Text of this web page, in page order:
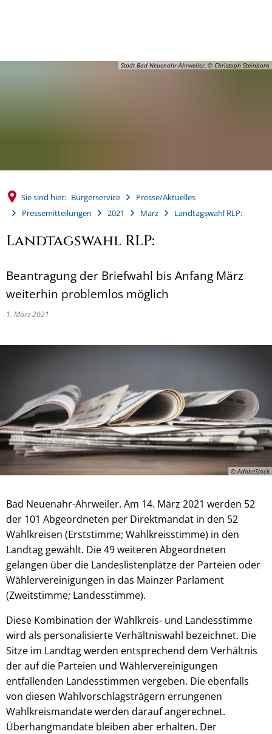
Stadt Bad Neuenahr-Ahrweiler, © Christoph Steinborn
Sie sind hier: Bürgerservice
Presse/Aktuelles
Pressemitteilungen
2021 März Landtagswahl RLP:
Landtagswahl RLP:
Beantragung der Briefwahl bis Anfang März
weiterhin problemlos möglich
1. März 2021
© AdobeStock
Bad Neuenahr-Ahrweiler. Am 14. März 2021 werden 52
der 101 Abgeordneten per Direktmandat in den 52
Wahlkreisen (Erststimme; Wahlkreisstimme) in den
Landtag gewählt. Die 49 weiteren Abgeordneten
gelangen über die Landeslistenplätze der Parteien oder
Wählervereinigungen in das Mainzer Parlament
(Zweitstimme; Landesstimme).
Diese Kombination der Wahlkreis- und Landesstimme
wird als personalisierte Verhältniswahl bezeichnet. Die
Sitze im Landtag werden entsprechend dem Verhältnis
der auf die Parteien und Wählervereinigungen
entfallenden Landesstimmen vergeben. Die ebenfalls
von diesen Wahlvorschlagsträgern errungenen
Wahlkreismandate werden darauf angerechnet.
Überhangmandate bleiben aber erhalten. Der